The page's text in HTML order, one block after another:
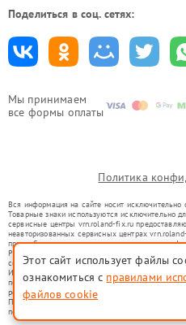
Мы принимаем
все формы оплаты
Поделиться в соц. сетях:
Политика
Вся информация на сайте носит исключительно
Товарные знаки используются исключительно
сервисные центры vrn.roland-fix.ru
неавторизованных сервисных центрах
правообладателями товарных знаков или их
Ремонт осуществляется для устройств, уже
со статьей 1487 ГК РФ.
Использование товарных знаков не преследует
потребителей в заблуждение, а служит для
ремонту техники указанных брендов.
Представленная на сайте информация не
положениями Статьи 437(2) Гражданского
Этот сайт использует файлы
ознакомиться с правилами
файлов cookie